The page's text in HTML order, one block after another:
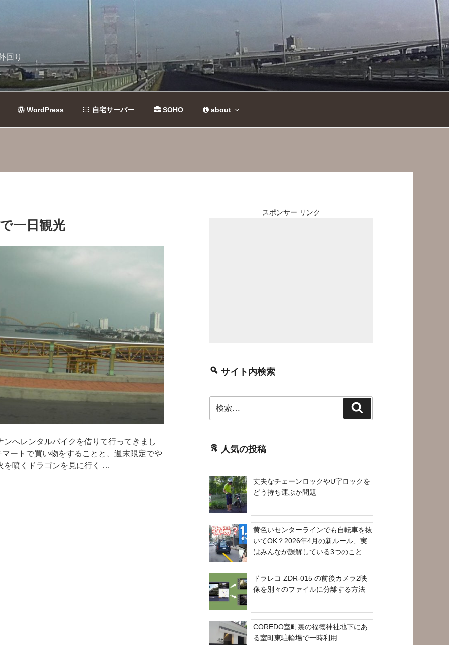
回り
WordPress 自宅サーバー SOHO about
一日観光
へレンタルバイクを借りて行ってきまし
ートで買い物をすることと、週末限定でや
を噴くドラゴンを見に行く …
スポンサー リンク
サイト内検索
索:
索
人気の投稿
丈夫なチェーンロックやU字ロックを
どう持ち運ぶか問題
黄色いセンターラインでも自転車を抜
いてOK？2026年4月の新ルール、実
はみんなが誤解している3つのこと
ドラレコ ZDR-015 の前後カメラ2映
像を別々のファイルに分離する方法
COREDO室町裏の福徳神社地下にあ
る室町東駐輪場で一時利用